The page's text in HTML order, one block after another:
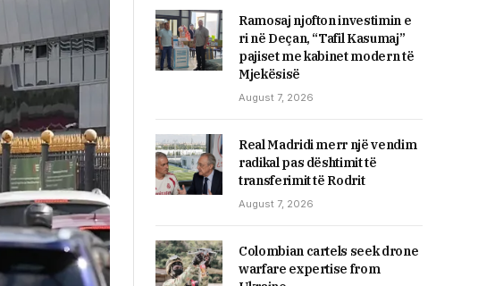
Ramosaj njofton investimin e
ri në Deçan, “Tafil Kasumaj”
pajiset me kabinet modern të
Mjekësisë
August 7, 2026
Real Madridi merr një vendim
radikal pas dështimit të
transferimit të Rodrit
August 7, 2026
Colombian cartels seek drone
warfare expertise from